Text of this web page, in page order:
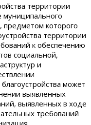
территории
муниципального
предметом которого
территории
к обеспечению
социальной,
и
может
выявленных
выявленных в ходе
требований